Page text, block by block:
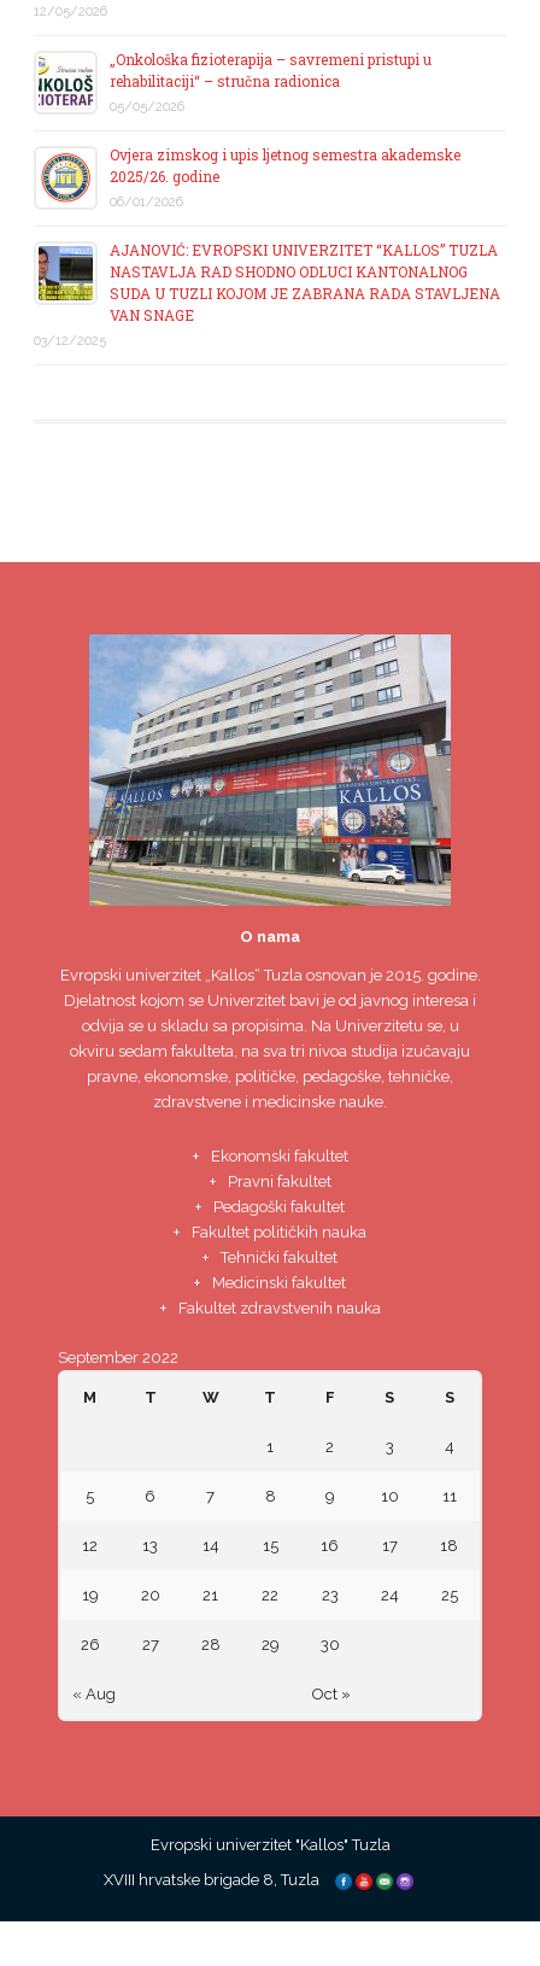
12/05/2026
„Onkološka fizioterapija – savremeni pristupi u
rehabilitaciji“ – stručna radionica
05/05/2026
Ovjera zimskog i upis ljetnog semestra akademske
2025/26. godine
06/01/2026
AJANOVIĆ: EVROPSKI UNIVERZITET “KALLOS” TUZLA
NASTAVLJA RAD SHODNO ODLUCI KANTONALNOG
SUDA U TUZLI KOJOM JE ZABRANA RADA STAVLJENA
VAN SNAGE
03/12/2025
O nama
Evropski univerzitet„Kallos“ Tuzla osnovan je 2015. godine.
Djelatnost kojom se Univerzitet bavi je od javnog interesa i
odvija se u skladu sa propisima. Na Univerzitetu se, u
okviru sedam fakulteta, na sva tri nivoa studija izučavaju
pravne, ekonomske, političke, pedagoške, tehničke,
zdravstvene i medicinske nauke.
Ekonomski fakultet
Pravni fakultet
Pedagoški fakultet
Fakultet političkih nauka
Tehnički fakultet
Medicinski fakultet
Fakultet zdravstvenih nauka
September 2022
M T W T F S S
« Aug Oct »
1 2 3 4
5 6 7 8 9 10 11
12 13 14 15 16 17 18
19 20 21 22 23 24 25
26 27 28 29 30
Evropski univerzitet "Kallos" Tuzla
XVIII hrvatske brigade 8, Tuzla